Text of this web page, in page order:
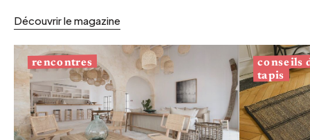
Découvrir le magazine
rencontres conseils
tapis